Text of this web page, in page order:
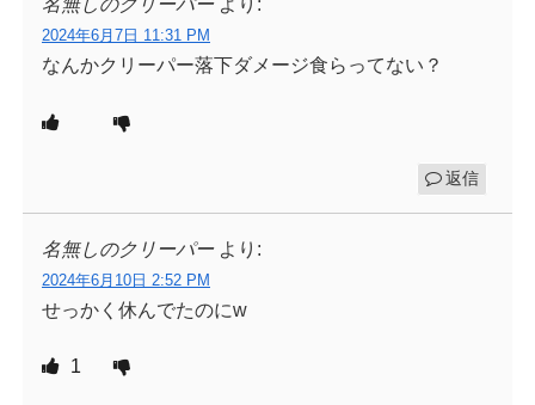
名無しのクリーパー より:
2024年6月7日 11:31 PM
なんかクリーパー落下ダメージ食らってない？
返信
名無しのクリーパー より:
2024年6月10日 2:52 PM
せっかく休んでたのにw
1